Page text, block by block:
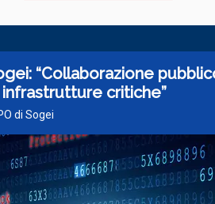
“Collaborazione
critiche”
di Sogei